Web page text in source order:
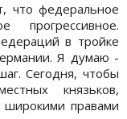
что федеральное
прогрессивное.
в тройке
Я думаю -
Сегодня, чтобы
князьков,
широкими правами